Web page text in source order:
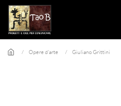
Skip to main content
Opere d'arte Giuliano Grittini